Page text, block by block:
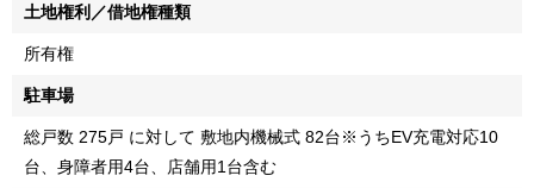
土地権利／借地権種類
所有権
駐車場
総戸数 275戸 に対して 敷地内機械式 82台※うちEV充電対応10
台、身障者用4台、店舗用1台含む